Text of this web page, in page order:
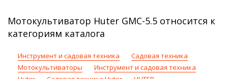
Мотокультиватор Huter GMC-5.5 относится к
категориям каталога
Инструмент и садовая техника
Садовая техника
Мотокультиваторы
Инструмент и садовая техника